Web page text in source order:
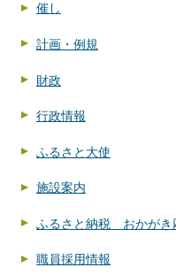
催し
計画・例規
財政
行政情報
ふるさと大使
施設案内
ふるさと納税 おかがき
職員採用情報